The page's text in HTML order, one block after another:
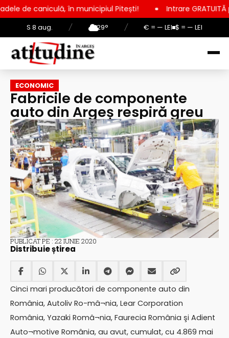
S 8 aug. / 29° / € = — LEI $ = — LEI
în municipiul Pitești! Intrare GRATUITĂ pentru copii,
ECONOMIC
Fabricile de componente
auto din Argeș respiră greu
PUBLICAT PE : 22 IUNIE 2020
Distribuie știrea
Cinci mari producători de componente auto din
România, Autoliv Ro-mâ¬nia, Lear Corporation
România, Yazaki Româ¬nia, Faurecia România şi Adient
Auto¬motive România, au avut, cumulat, cu 4.869 mai